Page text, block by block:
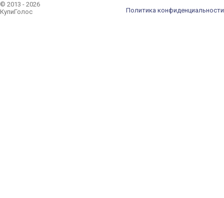
© 2013 - 2026
КупиГолос
Политика конфиденциальности